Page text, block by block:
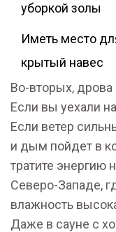
уборкой золы
Иметь место
крытый навес
Во-вторых, дрова
Если вы уехали
Если ветер
и дым пойдет в
тратите энергию
Северо-Западе,
влажность
Даже в сауне с